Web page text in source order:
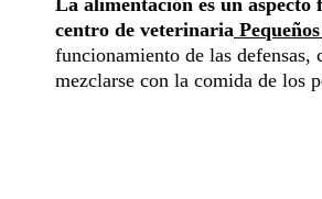
La alimentación es un aspecto
centro de veterinaria
funcionamiento de las defensas,
mezclarse con la comida de los